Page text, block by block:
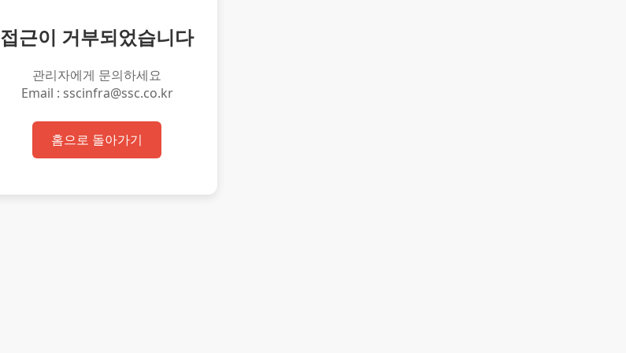
접근이 거부되었습니다
관리자에게 문의하세요
Email : sscinfra@ssc.co.kr
홈으로 돌아가기